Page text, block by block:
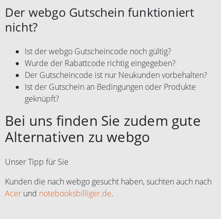
Der webgo Gutschein funktioniert
nicht?
Ist der webgo Gutscheincode noch gültig?
Wurde der Rabattcode richtig eingegeben?
Der Gutscheincode ist nur Neukunden vorbehalten?
Ist der Gutschein an Bedingungen oder Produkte
geknüpft?
Bei uns finden Sie zudem gute
Alternativen zu webgo
Unser Tipp für Sie
Kunden die nach webgo gesucht haben, suchten auch nach
Acer und notebooksbilliger.de.